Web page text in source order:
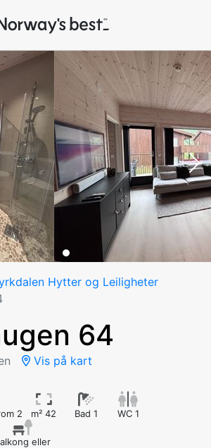
Hytter og Leiligheter
64
Vis på kart
2 m² 42 Bad 1 WC 1
eller